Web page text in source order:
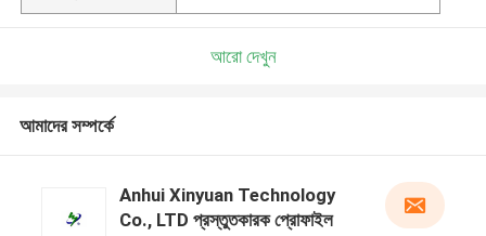
আরো দেখুন
আমাদের সম্পর্কে
Anhui Xinyuan Technology
Co., LTD প্রস্তুতকারক প্রোফাইল